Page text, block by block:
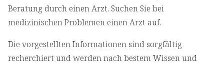
Beratung durch einen Arzt. Suchen Sie bei
medizinischen Problemen einen Arzt auf.
Die vorgestellten Informationen sind sorgfältig
recherchiert und werden nach bestem Wissen und